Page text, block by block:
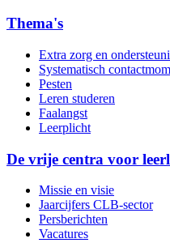
Thema's
Extra zorg en
Systematisch
Pesten
Leren studeren
Faalangst
Leerplicht
De vrije centra voor
Missie en visie
Jaarcijfers CLB-sector
Persberichten
Vacatures